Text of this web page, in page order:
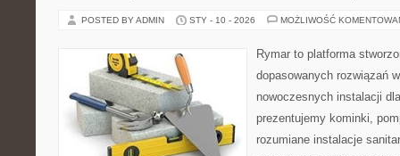
POSTED BY ADMIN STY - 10 - 2026 MOŻLIWOŚĆ
Rymar to platforma
dopasowanych rozwiązań
nowoczesnych instalacji
prezentujemy kominki,
rozumiane instalacje